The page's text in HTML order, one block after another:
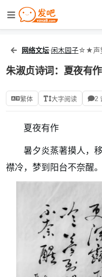
网络文坛·闲木园子☆★声
朱淑贞诗词：夏夜有
繁体 大字阅读 2
夏夜有作
暑夕炎蒸著摸人，
襟冷，梦到阳台不奈醒。